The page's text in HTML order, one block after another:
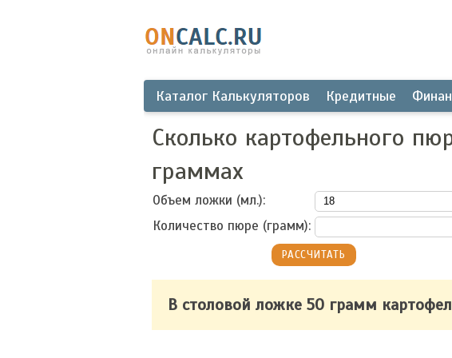
Каталог Калькуляторов Кредитные
Сколько картофельного
граммах
Объем ложки (мл.):
Количество пюре (грамм):
В столовой ложке 50 грамм